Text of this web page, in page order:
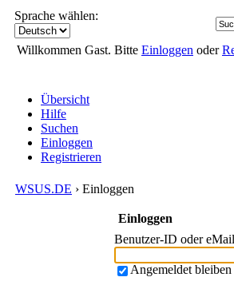
Sprache wählen:
Willkommen Gast. Bitte Einloggen oder
Übersicht
Hilfe
Suchen
Einloggen
Registrieren
WSUS.DE › Einloggen
Einloggen
Benutzer-ID oder
Angemeldet bleiben